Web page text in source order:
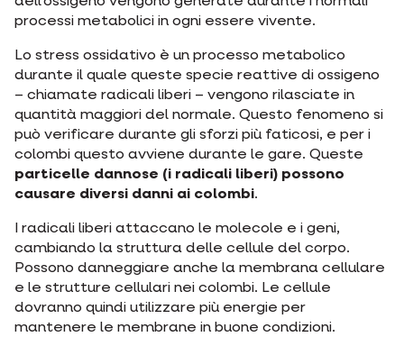
processi metabolici in ogni essere vivente.
Lo stress ossidativo è un processo metabolico
durante il quale queste specie reattive di ossigeno
– chiamate radicali liberi – vengono rilasciate in
quantità maggiori del normale. Questo fenomeno si
può verificare durante gli sforzi più faticosi, e per i
colombi questo avviene durante le gare. Queste
particelle dannose (i radicali liberi) possono
causare diversi danni ai colombi.
I radicali liberi attaccano le molecole e i geni,
cambiando la struttura delle cellule del corpo.
Possono danneggiare anche la membrana cellulare
e le strutture cellulari nei colombi. Le cellule
dovranno quindi utilizzare più energie per
mantenere le membrane in buone condizioni.